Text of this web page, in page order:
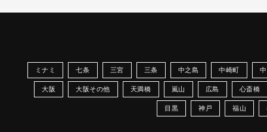
ミナミ 七条 三宮 三条 中之島 中崎町
大阪 大阪その他 天満橋 嵐山 広島 心斎橋
目黒 神戸 福山